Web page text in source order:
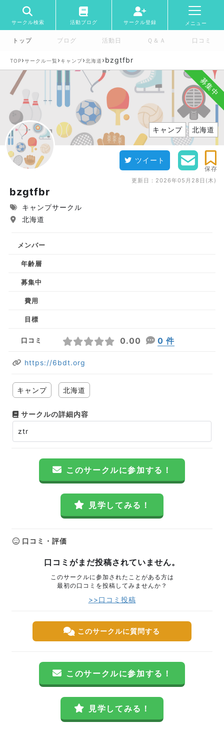
サークル検索 活動ブログ サークル登録 メニュー
トップ ブログ 活動日 Ｑ＆Ａ 口コミ
TOP›サークル一覧 › キャンプ›北海道 ›bzgtfbr
募集中
キャンプ 北海道
ツイート
保存
更新日： 2026年05月28日(木)
bzgtfbr
キャンプサークル
北海道
メンバー
年齢層
募集中
費用
目標
口コミ 0.00 0 件
https://6bdt.org
キャンプ 北海道
サークルの詳細内容
ztr
このサークルに参加する！
見学してみる！
口コミ・評価
口コミがまだ投稿されていません。
このサークルに参加されたことがある方は
最初の口コミを投稿してみませんか？
>>口コミ投稿
このサークルに質問する
このサークルに参加する！
見学してみる！